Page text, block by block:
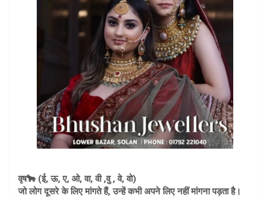
वृष🐂 (ई, ऊ, ए, ओ, वा, वी ,वु , वे, वो)
जो लोग दूसरे के लिए मांगते हैं, उन्हें कभी अपने लिए नहीं मांगना पड़ता है।